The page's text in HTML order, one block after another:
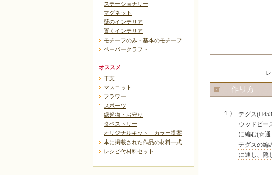
１）
テグス
ウッドビー
に編む(☆通
テグスの編
に通し、隠
ステーショナリー
マグネット
壁のインテリア
置くインテリア
モチーフのみ・基本のモチーフ
ペーパークラフト
オススメ
干支
マスコット
フラワー
スポーツ
縁起物・お守り
タペストリー
オリジナルキット カラー提案
本に掲載された作品の材料一式
レシピ付材料セット